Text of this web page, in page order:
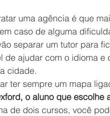
uma agência é que
caso de alguma
separar um tutor para
de ajudar com o idioma e
cidade.
o aluno que escolhe
de dois cursos, você